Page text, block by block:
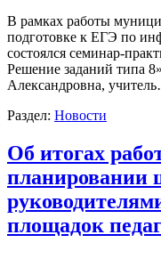
В рамках работы
подготовке к ЕГЭ по
состоялся семинар-
Решение заданий типа
Александровна,
Раздел: Новости
Об итогах
планировании
площадок